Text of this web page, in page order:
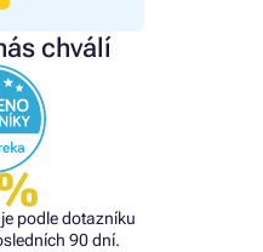
chválí
podle dotazníku
90 dní.